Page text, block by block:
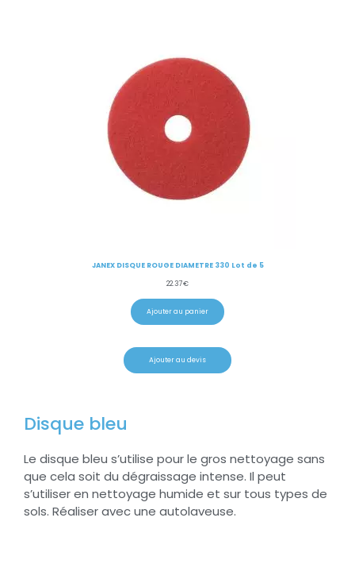
JANEX DISQUE ROUGE DIAMETRE 330 Lot de 5
22.37€
Ajouter au panier
Ajouter au devis
Disque bleu
Le disque bleu s’utilise pour le gros nettoyage sans
que cela soit du dégraissage intense. Il peut
s’utiliser en nettoyage humide et sur tous types de
sols. Réaliser avec une autolaveuse.